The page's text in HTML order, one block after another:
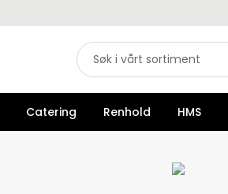
Catering Renhold HMS